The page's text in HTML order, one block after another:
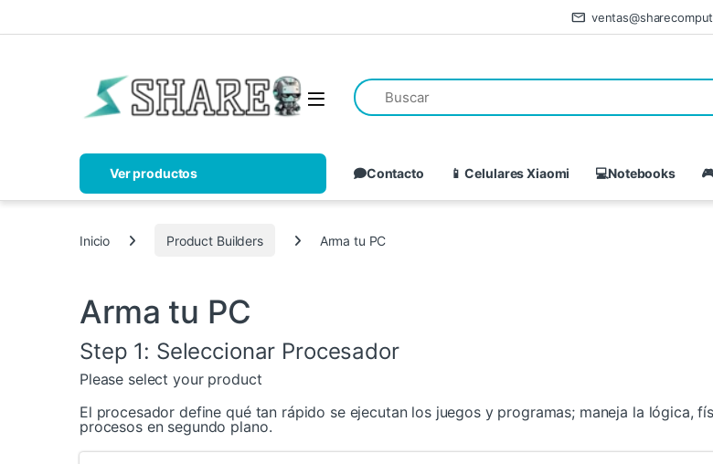
Ver productos Contacto 📱 Celulares Xiaomi 💻Notebooks
Inicio Product Builders Arma tu PC
Arma tu PC
Step 1: Seleccionar Procesador
Please select your product
El procesador define qué tan rápido se ejecutan los juegos y programas; maneja la lógica,
procesos en segundo plano.